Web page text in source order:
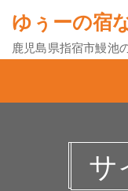
ゆぅーの宿
鹿児島県指宿市鰻池
サ